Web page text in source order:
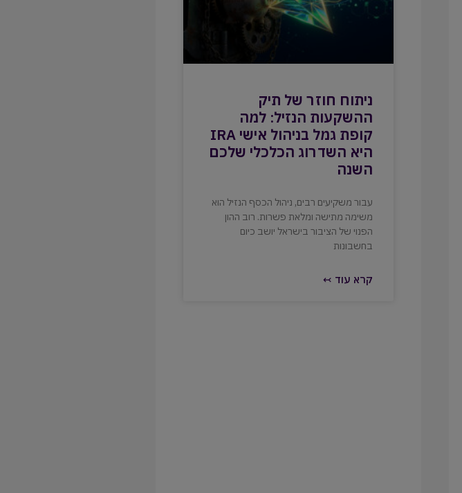
ניתוח חוזר של תיק
ההשקעות הנזיל: למה
קופת גמל בניהול אישי IRA
היא השדרוג הכלכלי שלכם
השנה
עבור משקיעים רבים, ניהול הכסף הנזיל הוא
משימה מתישה ומלאת פשרות. רוב ההון
הפנוי של הציבור בישראל יושב כיום
בחשבונות
קרא עוד ↢